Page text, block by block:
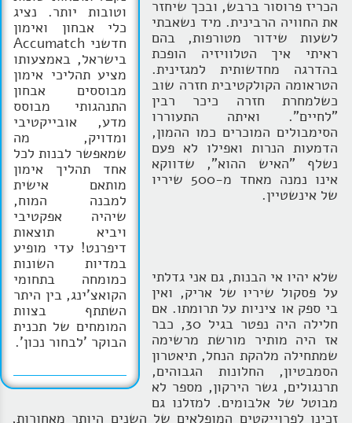
וטובות יותר. נציג
כלי אבחון ואימון
חדשני Accumatch
בישראל, באמצעותו
מציע תהליכי אימון
מבוססים אבחון
התנהגותי מבוסס
מדע, אובייקטיבי
ומדויק, מה
שמאפשר לבנות לכל
אחד תהליך אימון
מותאם אישית
למבנה המוח,
שיהיה אפקטיבי
ויביא תוצאות
דיפרנט! עדי מופיע
במדיות השונות
כמומחה בתחומי
הקואצ'ינג, בין היתר
השתתף בצוות
המומחים של תכנית
הבוקר 'לבחור נכון'.
הכריז פרוסור ברבש, ובכך שיחזר
את החוויה הרבינית. מיד נשאבתי
לשעות שידור מטורפות, בהם
ראיתי איך הטלוויזיה הופכת
בהדרגה מחדשותית למגזינית.
הטראומה הקולקטיבית חזרה שוב
כשלמחרת חזרה כיכר רבין
"לחיים". ואיתה התעוררו
הסימבולים המוכרים כמו ההמון,
הדמעות הנרות ואפילו לא פעם
נשלף "האיש ההוא", שדווקא
אינו נמנה מאחד מ-500 שיריו
של אינשטיין.
שלא יהיו אי הבנות, גם אני גדלתי
על פסקול שיריו של אריק, ואין
בי ספק או ציניות על תרומתו. אם
חלילה היה נפטר בגיל 30, כבר
אז היה מותיר מורשת מרשימה
שמתחילה מלהקת הנחל, תיאטרון
הסמבטיון, החלונות הגבוהים,
תרנגולים, גשר הירקון, מספר לא
מבוטל של אלבומים. למזלנו גם
זכינו לפרוייקטים המופלאים של השנים היותר מאחורות,